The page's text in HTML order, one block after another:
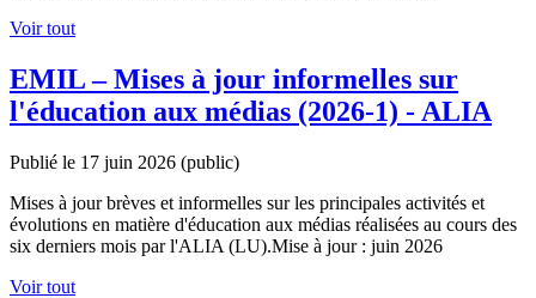
Voir tout
EMIL – Mises à jour informelles sur
l'éducation aux médias (2026-1) - ALIA
Publié le 17 juin 2026 (public)
Mises à jour brèves et informelles sur les principales activités et
évolutions en matière d'éducation aux médias réalisées au cours des
six derniers mois par l'ALIA (LU).Mise à jour : juin 2026
Voir tout